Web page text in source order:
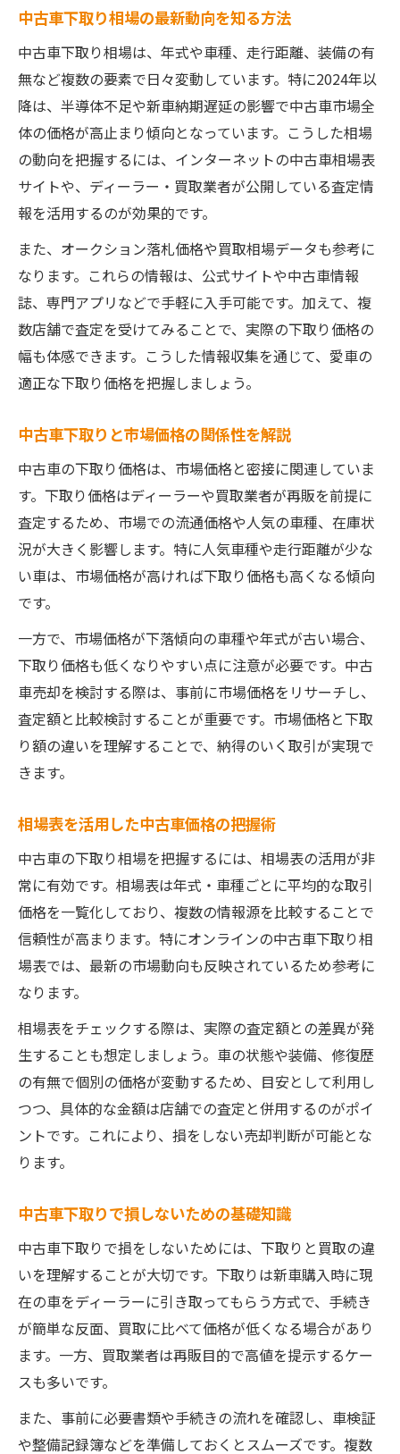
中古車下取りで得する選び方と注意点
買取相場と下取り相場の見方の違いとは
個人情報なしでできる買取相場チェック
愛車を高く売るために欠かせない査定のポイン
ト
中古車査定で重要視される評価基準とは
査定シミュレーションで愛車の価値を把握
中古車下取り額アップに役立つポイント
走行距離や年式が中古車査定に与える影響
買取と下取りで査定額が違う理由を解説
最新中古車下取り相場表の使い方を徹底解説
中古車下取り相場表の正しい見方と活用法
相場表で愛車の下取り価格を予測する方法
一括査定と相場表の違いを理解するコツ
査定シミュレーション登録なしの活用術
一括査定シュミレーション登録なしでできる相
場チェック術
中古車下取り相場を匿名で調べる方法
登録不要でできる査定シミュレーション活
個人情報なしで中古車相場を知るコツ
中古車下取り価格の目安を簡単に把握
オンラインでできる下取り額チェック法
ディーラー下取りと高額買取どちらが選びやす
ディーラー下取りのメリットとデメリット
高額査定を狙う中古車売却のコツ
下取りと買取で迷ったときの判断基準
中古車売却時に重視すべきポイント集
中古車下取り相場の最新動向を知る方法
中古車下取り相場は、年式や車種、走行距離、装備の有
無など複数の要素で日々変動しています。特に2024年以
降は、半導体不足や新車納期遅延の影響で中古車市場全
体の価格が高止まり傾向となっています。こうした相場
の動向を把握するには、インターネットの中古車相場表
サイトや、ディーラー・買取業者が公開している査定情
報を活用するのが効果的です。
また、オークション落札価格や買取相場データも参考に
なります。これらの情報は、公式サイトや中古車情報
誌、専門アプリなどで手軽に入手可能です。加えて、複
数店舗で査定を受けてみることで、実際の下取り価格の
幅も体感できます。こうした情報収集を通じて、愛車の
適正な下取り価格を把握しましょう。
中古車下取りと市場価格の関係性を解説
中古車の下取り価格は、市場価格と密接に関連していま
す。下取り価格はディーラーや買取業者が再販を前提に
査定するため、市場での流通価格や人気の車種、在庫状
況が大きく影響します。特に人気車種や走行距離が少な
い車は、市場価格が高ければ下取り価格も高くなる傾向
です。
一方で、市場価格が下落傾向の車種や年式が古い場合、
下取り価格も低くなりやすい点に注意が必要です。中古
車売却を検討する際は、事前に市場価格をリサーチし、
査定額と比較検討することが重要です。市場価格と下取
り額の違いを理解することで、納得のいく取引が実現で
きます。
相場表を活用した中古車価格の把握術
中古車の下取り相場を把握するには、相場表の活用が非
常に有効です。相場表は年式・車種ごとに平均的な取引
価格を一覧化しており、複数の情報源を比較することで
信頼性が高まります。特にオンラインの中古車下取り相
場表では、最新の市場動向も反映されているため参考に
なります。
相場表をチェックする際は、実際の査定額との差異が発
生することも想定しましょう。車の状態や装備、修復歴
の有無で個別の価格が変動するため、目安として利用し
つつ、具体的な金額は店舗での査定と併用するのがポイ
ントです。これにより、損をしない売却判断が可能とな
ります。
中古車下取りで損しないための基礎知識
中古車下取りで損をしないためには、下取りと買取の違
いを理解することが大切です。下取りは新車購入時に現
在の車をディーラーに引き取ってもらう方式で、手続き
が簡単な反面、買取に比べて価格が低くなる場合があり
ます。一方、買取業者は再販目的で高値を提示するケー
スも多いです。
また、事前に必要書類や手続きの流れを確認し、車検証
や整備記録簿などを準備しておくとスムーズです。複数